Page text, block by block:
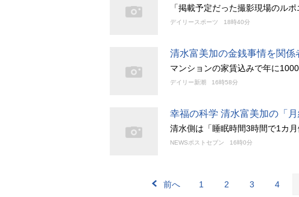
「掲載予定だった撮影現場のル
デイリースポーツ 18時40分
清水富美加の金銭事情を関係
マンションの家賃込みで年に
デイリー新潮 16時58分
幸福の科学 清水富美加の「
清水側は「睡眠時間3時間で1カ
NEWSポストセブン 16時0分
前へ 1 2 3 4